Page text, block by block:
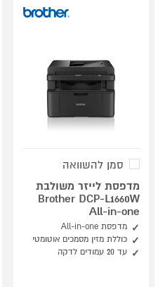
סמן להשוואה
מדפסת לייזר משולבת
Brother DCP-L1660W
All-in-one
מדפסת All-in-one
כוללת מזין מסמכים אוטומטי
עד 20 עמודים לדקה